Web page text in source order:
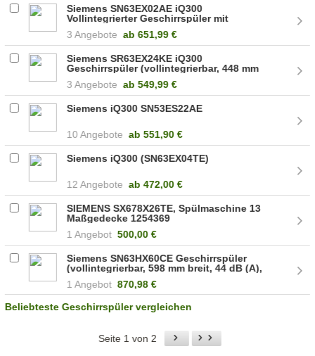
Siemens SN63EX02AE iQ300
Vollintegrierter Geschirrspüler mit
3 Angebote ab 651,99 €
Siemens SR63EX24KE iQ300
Geschirrspüler (vollintegrierbar, 448 mm
3 Angebote ab 549,99 €
Siemens iQ300 SN53ES22AE
10 Angebote ab 551,90 €
Siemens iQ300 (SN63EX04TE)
12 Angebote ab472,00 €
SIEMENS SX678X26TE, Spülmaschine 13
Maßgedecke 1254369
1 Angebot 500,00 €
Siemens SN63HX60CE Geschirrspüler
(vollintegrierbar, 598 mm breit, 44 dB (A),
1 Angebot 870,98 €
Beliebteste Geschirrspüler vergleichen
Seite 1 von 2